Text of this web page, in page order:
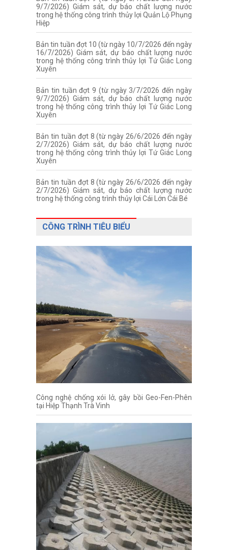
9/7/2026) Giám sát, dự báo chất lượng nước
trong hệ thống công trình thủy lợi Quản Lộ Phụng
Hiệp
Bản tin tuần đợt 10 (từ ngày 10/7/2026 đến ngày
16/7/2026) Giám sát, dự báo chất lượng nước
trong hệ thống công trình thủy lợi Tứ Giác Long
Xuyên
Bản tin tuần đợt 9 (từ ngày 3/7/2026 đến ngày
9/7/2026) Giám sát, dự báo chất lượng nước
trong hệ thống công trình thủy lợi Tứ Giác Long
Xuyên
Bản tin tuần đợt 8 (từ ngày 26/6/2026 đến ngày
2/7/2026) Giám sát, dự báo chất lượng nước
trong hệ thống công trình thủy lợi Tứ Giác Long
Xuyên
Bản tin tuần đợt 8 (từ ngày 26/6/2026 đến ngày
2/7/2026) Giám sát, dự báo chất lượng nước
trong hệ thống công trình thủy lợi Cái Lớn Cái Bé
CÔNG TRÌNH TIÊU BIỂU
Công nghệ chống xói lở, gây bồi Geo-Fen-Phên
tại Hiệp Thạnh Trà Vinh